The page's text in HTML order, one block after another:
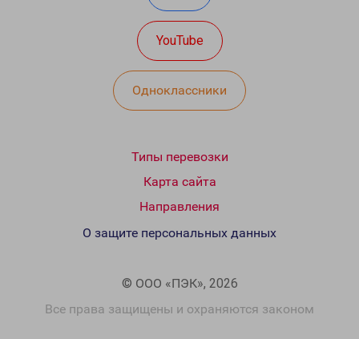
YouTube
Одноклассники
Типы перевозки
Карта сайта
Направления
© ООО «ПЭК», 2026
Все права защищены и охраняются законом
О защите персональных данных